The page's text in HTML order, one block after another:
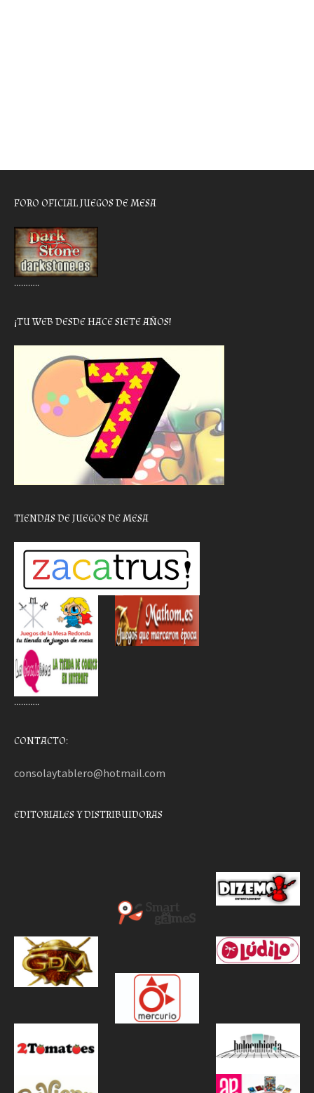
FORO OFICIAL JUEGOS DE MESA
………..
¡TU WEB DESDE HACE SIETE AÑOS!
TIENDAS DE JUEGOS DE MESA
………..
CONTACTO:
consolaytablero@hotmail.com
EDITORIALES Y DISTRIBUIDORAS